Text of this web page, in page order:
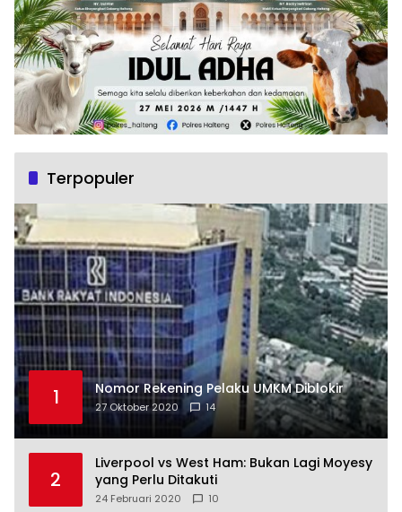
Terpopuler
1 Nomor Rekening Pelaku UMKM Diblokir
27 Oktober 2020 14
2
Liverpool vs West Ham: Bukan Lagi Moyesy
yang Perlu Ditakuti
24 Februari 2020 10